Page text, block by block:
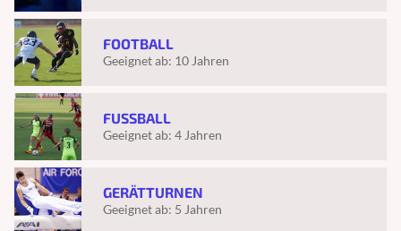
FOOTBALL
Geeignet ab: 10 Jahren
FUSSBALL
Geeignet ab: 4 Jahren
GERÄTTURNEN
Geeignet ab: 5 Jahren